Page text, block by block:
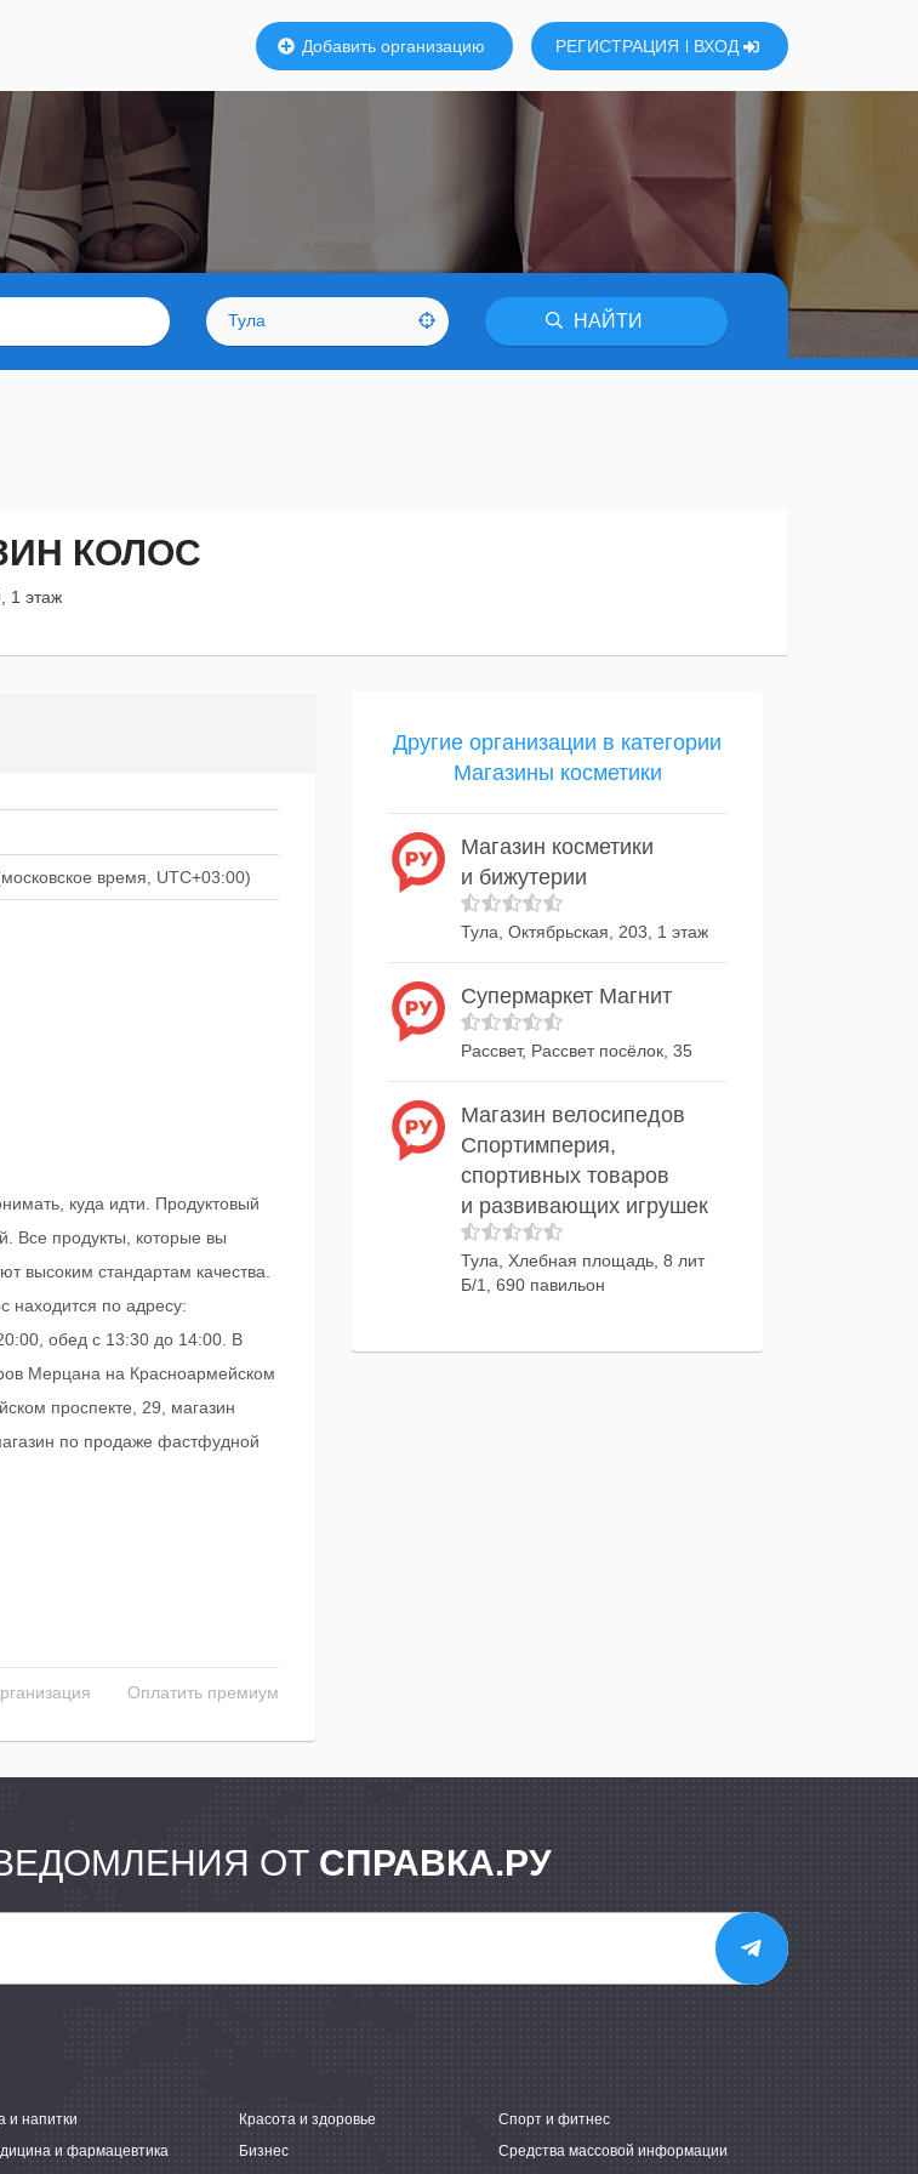
Добавить организацию РЕГИСТРАЦИЯ ВХОД
Тула НАЙТИ
КОЛОС
1 этаж
время, UTC+03:00)
куда идти. Продуктовый
Все продукты, которые вы
высоким стандартам качества.
находится по адресу:
обед с 13:30 до 14:00. В
Мерцана на Красноармейском
проспекте, 29, магазин
по продаже фастфудной
Оплатить премиум
Другие организации в категории
Магазины косметики
Магазин косметики
и бижутерии
Тула, Октябрьская, 203, 1 этаж
Супермаркет Магнит
Рассвет, Рассвет посёлок, 35
Магазин велосипедов
Спортимперия,
спортивных товаров
и развивающих игрушек
Тула, Хлебная площадь, 8 лит
Б/1, 690 павильон
ОТ СПРАВКА.РУ
и напитки Красота и здоровье
Спорт и фитнес
и фармацевтика Бизнес Средства массовой информации